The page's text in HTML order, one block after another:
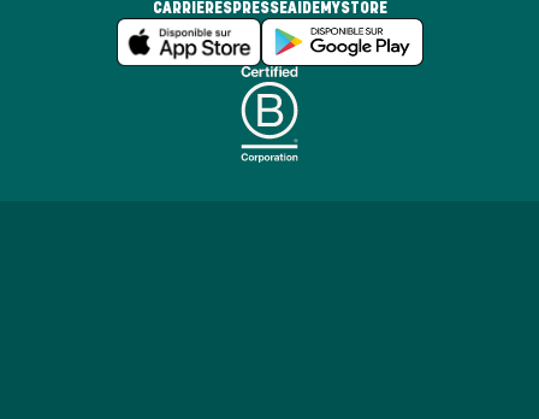
CARRIÈRESPRESSEAIDEMYSTORE